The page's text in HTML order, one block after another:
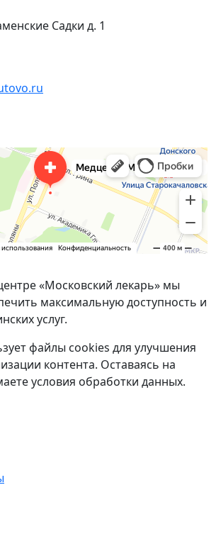
Садки д. 1
«Московский лекарь» мы
максимальную доступность и
услуг.
файлы cookies для улучшения
контента. Оставаясь на
условия обработки данных.